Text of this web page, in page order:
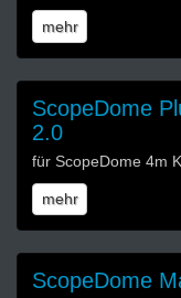
mehr
ScopeDome
2.0
für ScopeDome 4m
mehr
ScopeDome